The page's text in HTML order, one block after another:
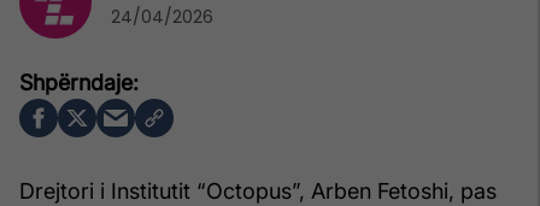
Drejtori i Institutit “Octopus”, Arben Fetoshi, pas
24/04/2026